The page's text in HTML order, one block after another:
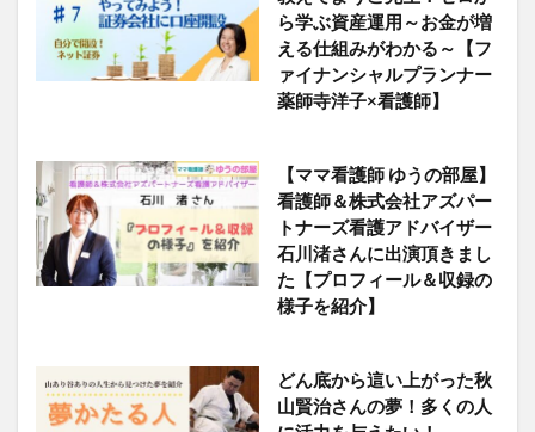
ら学ぶ資産運用～お金が増
える仕組みがわかる～【フ
ァイナンシャルプランナー
薬師寺洋子×看護師】
【ママ看護師 ゆうの部屋】
看護師＆株式会社アズパー
トナーズ看護アドバイザー
石川渚さんに出演頂きまし
た【プロフィール＆収録の
様子を紹介】
どん底から這い上がった秋
山賢治さんの夢！多くの人